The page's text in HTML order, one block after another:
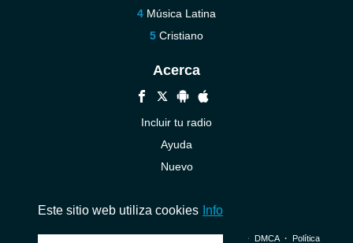
Música Latina
Cristiano
Acerca
Incluir tu radio
Ayuda
Nuevo
© 2026 InstantAudio. Reservados todos los derechos. ・ DMCA・ Política
Este sitio web utiliza cookies Info